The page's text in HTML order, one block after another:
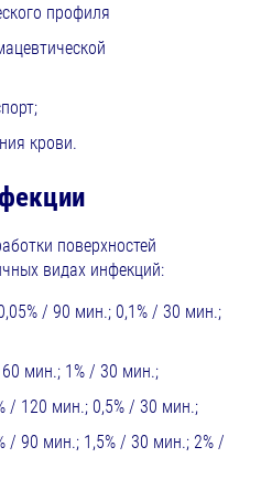
профиля
крови.
поверхностей
видах инфекций:
/ 90 мин.; 0,1% / 30 мин.;
мин.; 1% / 30 мин.;
/ 120 мин.; 0,5% / 30 мин.;
/ 90 мин.; 1,5% / 30 мин.; 2% /